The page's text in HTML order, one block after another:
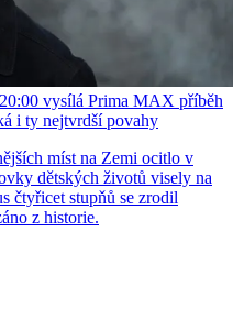
vysílá Prima MAX příběh
i ty nejtvrdší povahy
míst na Zemi ocitlo v
dětských životů visely na
čtyřicet stupňů se zrodil
z historie.